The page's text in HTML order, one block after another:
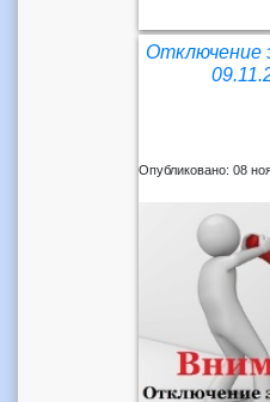
Отключение
Опубликовано: 08